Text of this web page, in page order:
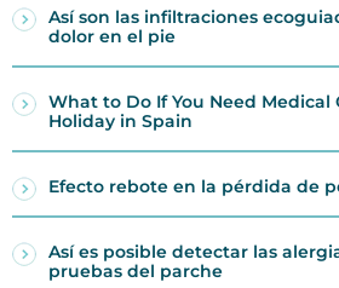
Así son las infiltraciones
dolor en el pie
What to Do If You Need Medical
Holiday in Spain
Efecto rebote en la pérdida de
Así es posible detectar las
pruebas del parche